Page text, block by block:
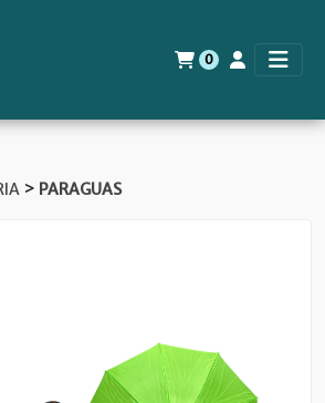
0
> PARAGUAS